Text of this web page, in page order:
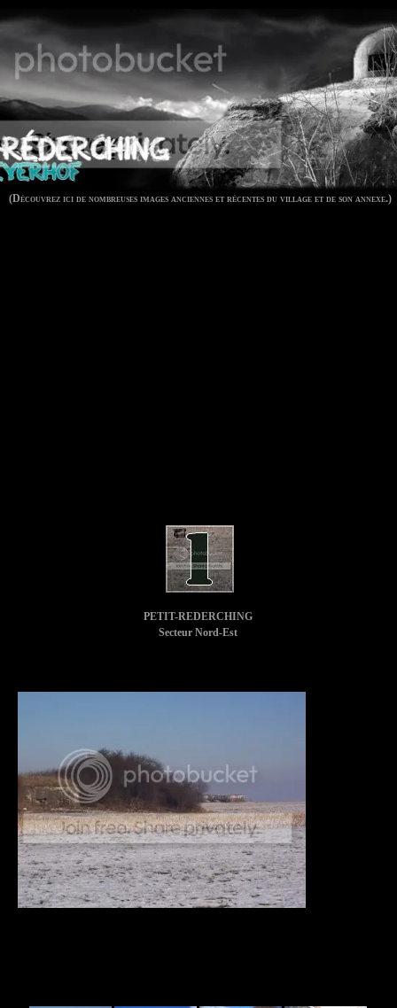
(Découvrez ici de nombreuses images anciennes et récentes du village et de son annexe.)
PETIT-REDERCHING
Secteur Nord-Est